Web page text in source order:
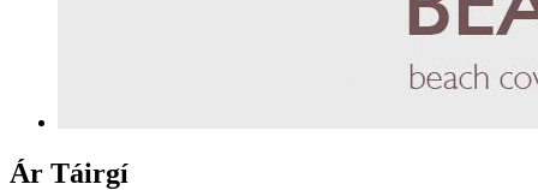
Ár Táirgí